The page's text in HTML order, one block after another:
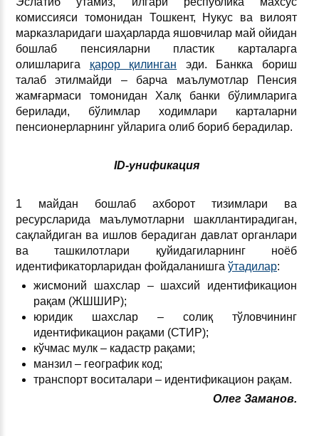
комиссияси томонидан Тошкент, Нукус ва вилоят
марказларидаги шаҳарларда яшовчилар май ойидан
бошлаб пенсияларни пластик карталарга
олишларига қарор қилинган эди. Банкка бориш
талаб этилмайди – барча маълумотлар Пенсия
жамғармаси томонидан Халқ банки бўлимларига
берилади, бўлимлар ходимлари карталарни
пенсионерларнинг уйларига олиб бориб берадилар.
ID-унификация
1 майдан бошлаб ахборот тизимлари ва
ресурсларида маълумотларни шакллантирадиган,
сақлайдиган ва ишлов берадиган давлат органлари
ва ташкилотлари қуйидагиларнинг ноёб
идентификаторларидан фойдаланишга ўтадилар:
жисмоний шахслар – шахсий идентификацион
рақам (ЖШШИР);
юридик шахслар – солиқ тўловчининг
идентификацион рақами (СТИР);
кўчмас мулк – кадастр рақами;
манзил – географик код;
транспорт воситалари – идентификацион рақам.
Олег Заманов.